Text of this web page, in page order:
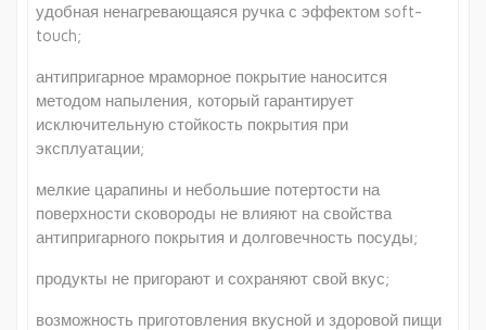
удобная ненагревающаяся ручка с эффектом soft-
touch;
антипригарное мраморное покрытие наносится
методом напыления, который гарантирует
исключительную стойкость покрытия при
эксплуатации;
мелкие царапины и небольшие потертости на
поверхности сковороды не влияют на свойства
антипригарного покрытия и долговечность посуды;
продукты не пригорают и сохраняют свой вкус;
возможность приготовления вкусной и здоровой пищи